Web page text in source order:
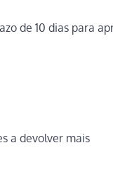
de 10 dias para
a devolver mais